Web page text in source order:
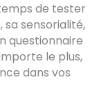
de tester
sensorialité,
questionnaire
le plus,
dans vos